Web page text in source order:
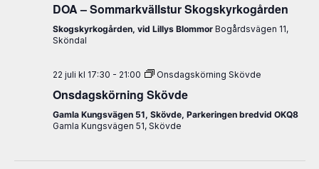
DOA – Sommarkvällstur Skogskyrkogården
Skogskyrkogården, vid Lillys Blommor Bogårdsvägen 11,
Sköndal
22 juli kl 17:30 - 21:00 Onsdagskörning Skövde
Onsdagskörning Skövde
Gamla Kungsvägen 51, Skövde, Parkeringen bredvid OKQ8
Gamla Kungsvägen 51, Skövde